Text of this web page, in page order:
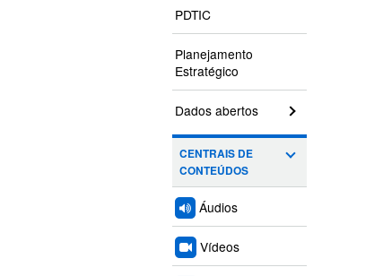
PDTIC
Planejamento
Estratégico
Dados abertos
CENTRAIS DE
CONTEÚDOS
Áudios
Vídeos